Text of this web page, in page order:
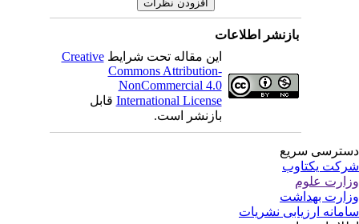
بازنشر اطلاعات
این مقاله تحت شرایطCreative
Commons Attribution-
NonCommercial 4.0
International Licenseقابل
بازنشر است.
سریع
یکتاوب
علوم
بهداشت
ارزیابی نشریات